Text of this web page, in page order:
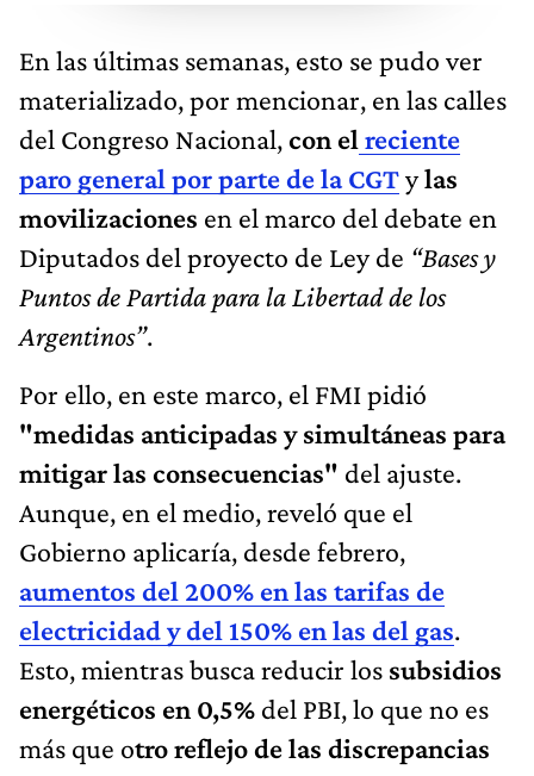
En las últimas semanas, esto se pudo ver
materializado, por mencionar, en las calles
del Congreso Nacional,con el reciente
paro general por parte de la CGTylas
movilizaciones en el marco del debate en
Diputados del proyecto de Ley de “Bases y
Puntos de Partida para la Libertad de los
Argentinos”.
Por ello, en este marco, el FMI pidió
"medidas anticipadas y simultáneas para
mitigar las consecuencias" del ajuste.
Aunque, en el medio, reveló que el
Gobierno aplicaría, desde febrero,
aumentos del 200% en las tarifas de
electricidad y del 150% en las del gas.
Esto, mientras busca reducir los subsidios
energéticos en 0,5% del PBI, lo que no es
más que otro reflejo de las discrepancias